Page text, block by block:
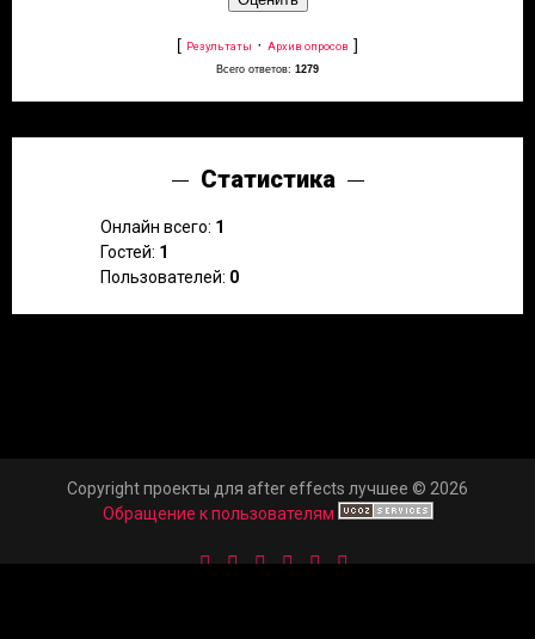
[ Результаты · Архив опросов ]
Всего ответов: 1279
Статистика
Онлайн всего: 1
Гостей: 1
Пользователей: 0
Copyright проекты для after effects лучшее © 2026
Обращение к пользователям